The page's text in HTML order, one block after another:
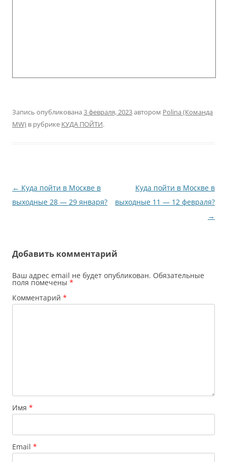
Запись опубликована 3 февраля, 2023автором Polina (Команда
MW) в рубрике КУДА ПОЙТИ.
Навигация
по
← Куда пойти в Москве в
выходные 28 — 29 января?
Куда пойти в Москве в
выходные 11 — 12 февраля?
→
Добавить комментарий
Ваш адрес email не будет опубликован. Обязательные
поля помечены *
Комментарий *
Имя *
Email *